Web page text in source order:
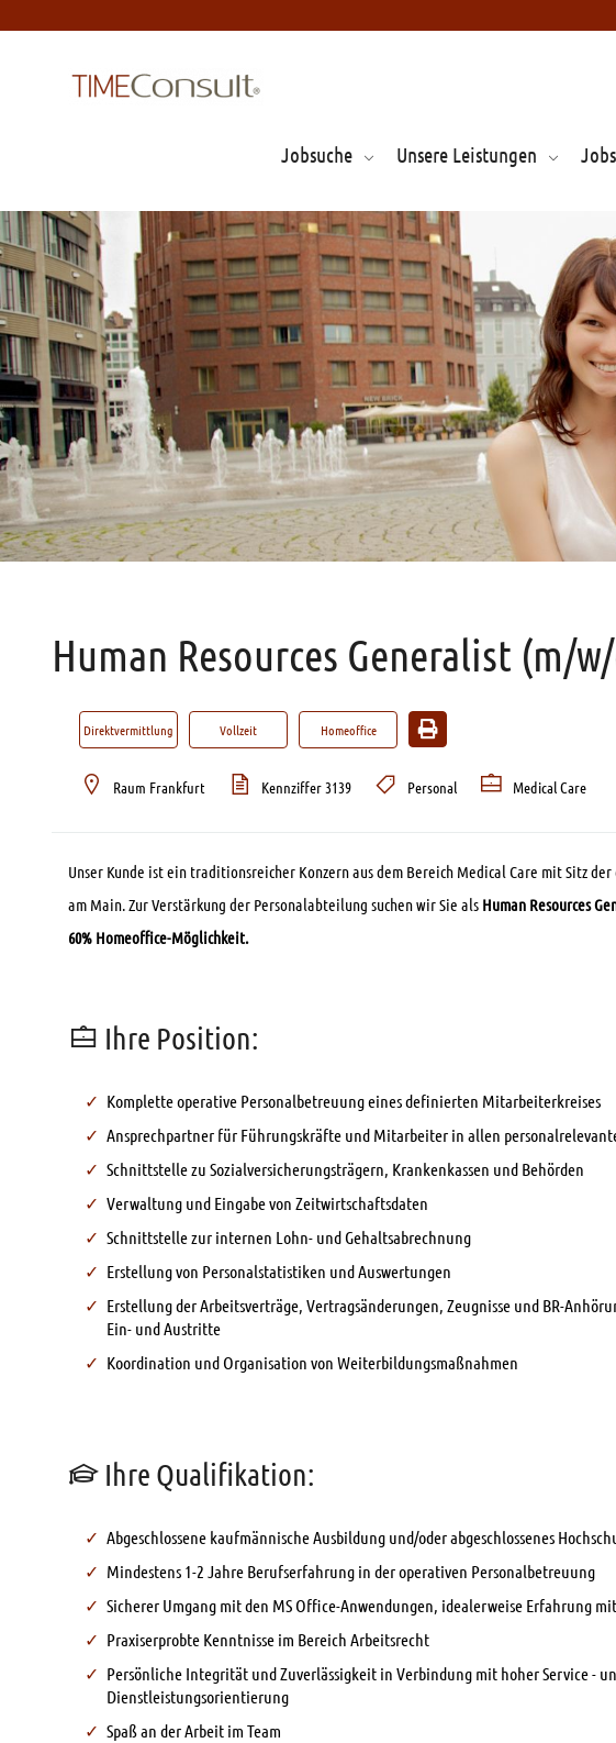
Jobsuche Unsere Leistungen
Human Resources Generalist
Direktvermittlung Vollzeit Homeoffice
Raum Frankfurt Kennziffer 3139 Personal Medical Care
Unser Kunde ist ein traditionsreicher Konzern aus dem Bereich Medical Care mit Sitz
am Main. Zur Verstärkung der Personalabteilung suchen wir Sie als Human Resources
60% Homeoffice-Möglichkeit.
Ihre Position:
Komplette operative Personalbetreuung eines definierten Mitarbeiterkreises
Ansprechpartner für Führungskräfte und Mitarbeiter in allen
Schnittstelle zu Sozialversicherungsträgern, Krankenkassen und Behörden
Verwaltung und Eingabe von Zeitwirtschaftsdaten
Schnittstelle zur internen Lohn- und Gehaltsabrechnung
Erstellung von Personalstatistiken und Auswertungen
Erstellung der Arbeitsverträge, Vertragsänderungen, Zeugnisse und BR-
Ein- und Austritte
Koordination und Organisation von Weiterbildungsmaßnahmen
Ihre Qualifikation:
Abgeschlossene kaufmännische Ausbildung und/oder abgeschlossenes
Mindestens 1-2 Jahre Berufserfahrung in der operativen Personalbetreuung
Sicherer Umgang mit den MS Office-Anwendungen, idealerweise Erfahrung
Praxiserprobte Kenntnisse im Bereich Arbeitsrecht
Persönliche Integrität und Zuverlässigkeit in Verbindung mit hoher Service -
Dienstleistungsorientierung
Spaß an der Arbeit im Team